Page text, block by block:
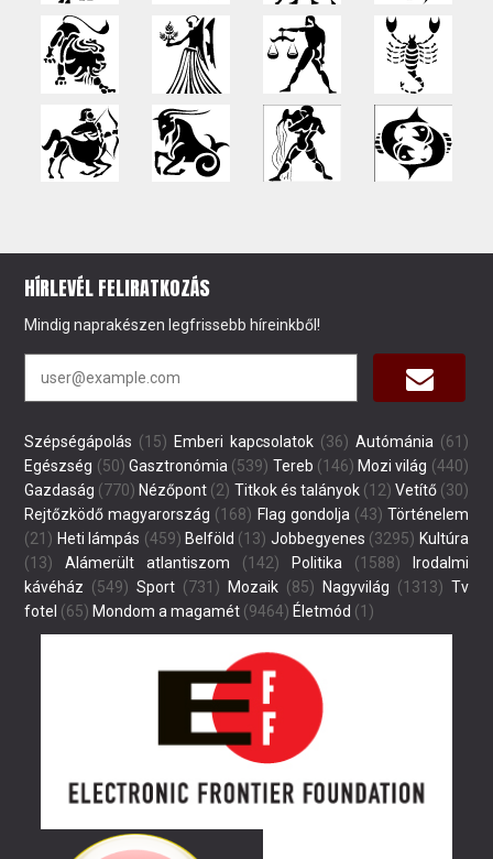
HÍRLEVÉL FELIRATKOZÁS
Mindig naprakészen legfrissebb híreinkből!
Szépségápolás (15) Emberi kapcsolatok (36) Autómánia(61)
Egészség (50) Gasztronómia(539) Tereb (146) Mozi világ (440)
Gazdaság (770) Nézőpont (2) Titkok és talányok(12) Vetítő(30)
Rejtőzködő magyarország (168) Flag gondolja(43) Történelem
(21) Heti lámpás (459) Belföld (13) Jobbegyenes (3295) Kultúra
(13)
Alámerült atlantiszom (142) Politika(1588)
Irodalmi
kávéház (549) Sport (731) Mozaik (85) Nagyvilág (1313) Tv
fotel (65) Mondom a magamét (9464) Életmód (1)